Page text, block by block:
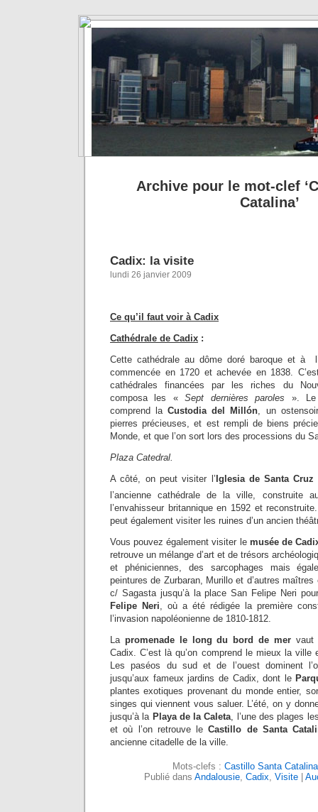
Archive pour le mot-clef
Catalina’
Cadix: la visite
lundi 26 janvier 2009
Ce qu’il faut voir à Cadix
Cathédrale de Cadix :
Cette cathédrale au dôme doré baroque et à
commencée en 1720 et achevée en 1838.
cathédrales financées par les riches du
composa les «Sept dernières paroles ».
comprend laCustodia del Millón, un
pierres précieuses, et est rempli de biens
Monde, et que l’on sort lors des processions du
Plaza Catedral.
A côté, on peut visiter l’ Iglesia de Santa Cruz
l’ancienne cathédrale de la ville, construite
l’envahisseur britannique en 1592 et
peut également visiter les ruines d’un ancien
Vous pouvez également visiter le musée de
retrouve un mélange d’art et de trésors
et phéniciennes, des sarcophages mais
peintures de Zurbaran, Murillo et d’autres
c/ Sagasta jusqu’à la place San Felipe Neri
Felipe Neri, où a été rédigée la première
l’invasion napoléonienne de 1810-1812.
La promenade le long du bord de mer vaut
Cadix. C’est là qu’on comprend le mieux la
Les paséos du sud et de l’ouest dominent
jusqu’aux fameux jardins de Cadix, dont le
plantes exotiques provenant du monde entier,
singes qui viennent vous saluer. L’été, on y
jusqu’à la Playa de la Caleta, l’une des plages
et où l’on retrouve leCastillo de Santa
ancienne citadelle de la ville.
Mots-clefs : Castillo Santa Catalina
Publié dans Andalousie, Cadix, Visite